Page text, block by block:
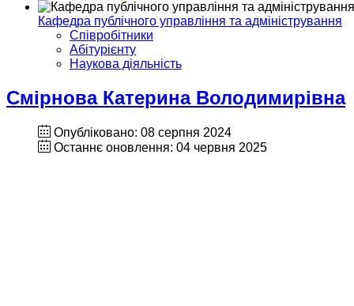
Кафедра публічного управління та адміністрування
Співробітники
Абітурієнту
Наукова діяльність
Смірнова Катерина Володимирівна
Опубліковано: 08 серпня 2024
Останнє оновлення: 04 червня 2025